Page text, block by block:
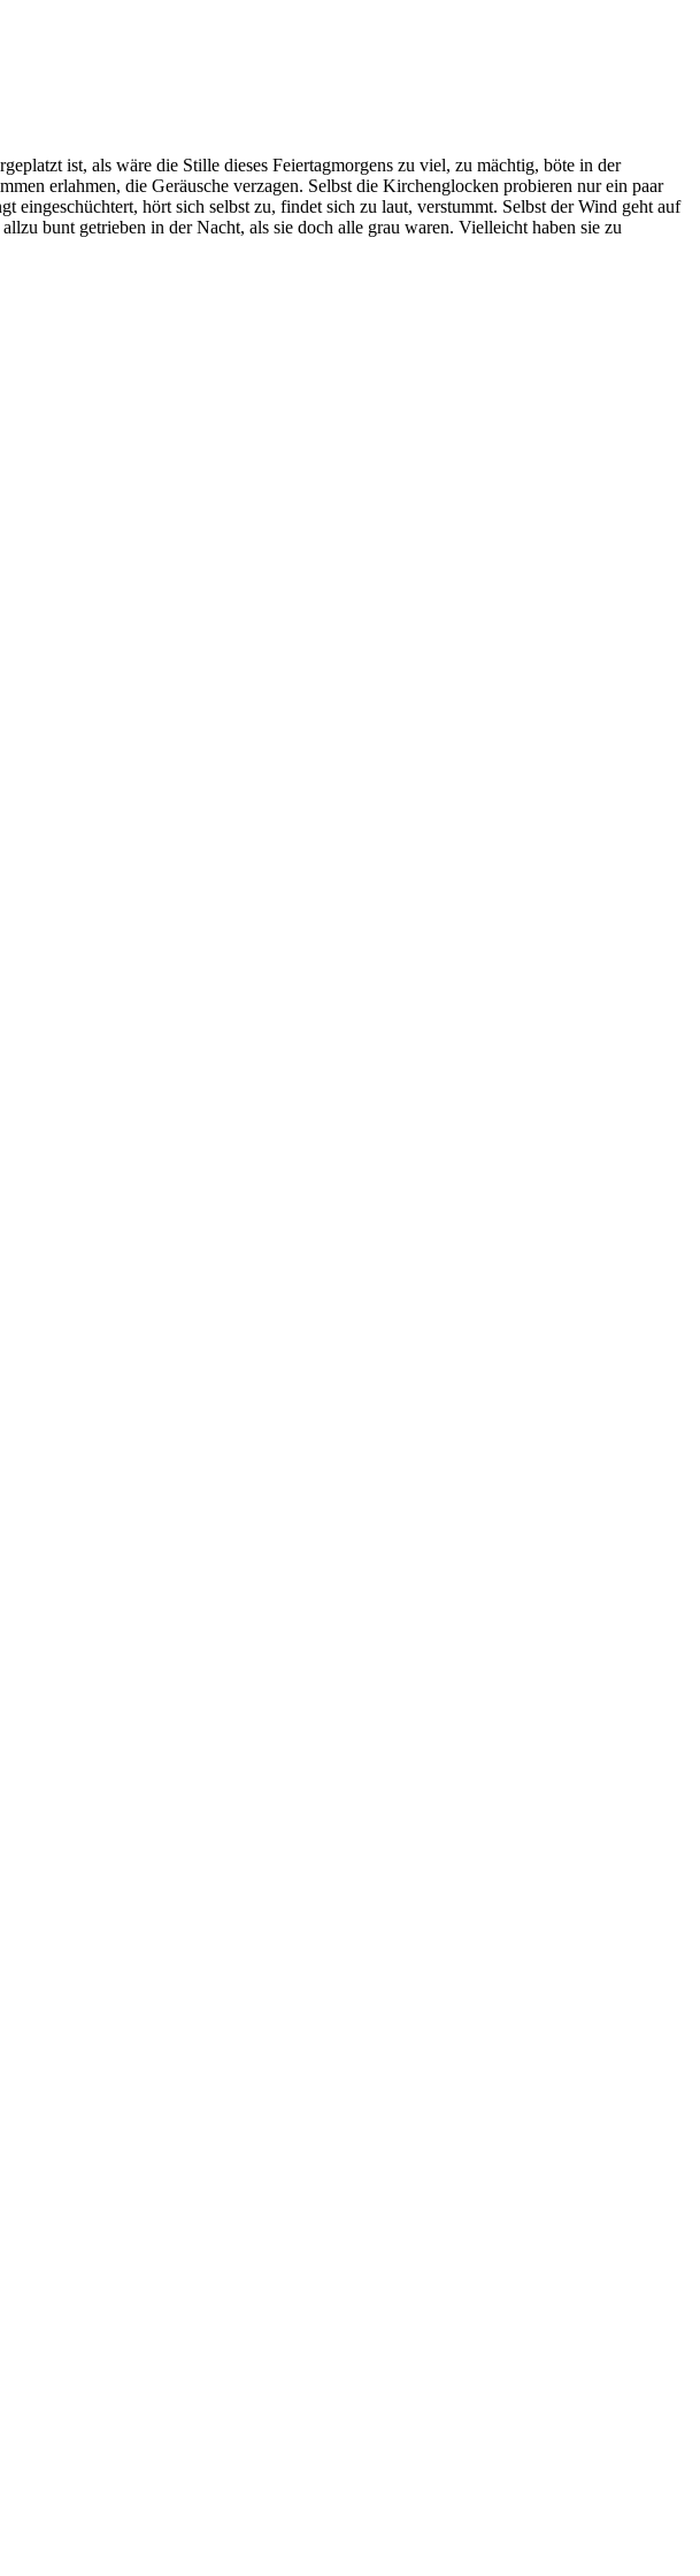
ist, als wäre die Stille dieses Feiertagmorgens zu viel, zu mächtig, böte in der
erlahmen, die Geräusche verzagen. Selbst die Kirchenglocken probieren nur ein paar
hört sich selbst zu, findet sich zu laut, verstummt. Selbst der Wind geht auf
bunt getrieben in der Nacht, als sie doch alle grau waren. Vielleicht haben sie zu